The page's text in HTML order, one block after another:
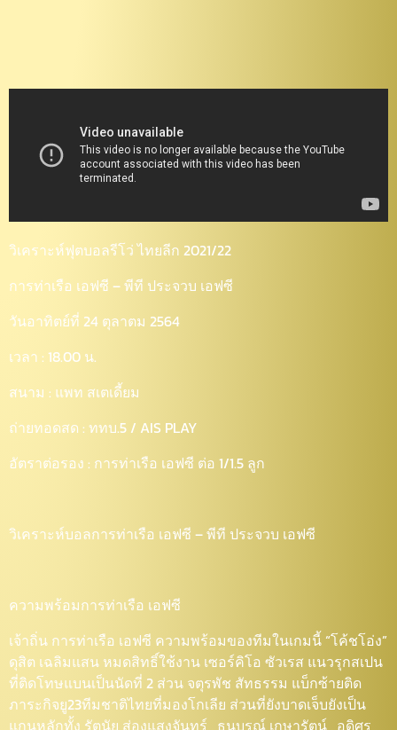
วิเคราะห์ฟุตบอลรีโว่ ไทยลีก 2021/22
การท่าเรือ เอฟซี – พีที ประจวบ เอฟซี
วันอาทิตย์ที่ 24 ตุลาตม 2564
เวลา : 18.00 น.
สนาม : แพท สเตเดี้ยม
ถ่ายทอดสด : ททบ.5 / AIS PLAY
อัตราต่อรอง : การท่าเรือ เอฟซี ต่อ 1/1.5 ลูก
วิเคราะห์บอลการท่าเรือ เอฟซี – พีที ประจวบ เอฟซี
ความพร้อมการท่าเรือ เอฟซี
เจ้าถิ่น การท่าเรือ เอฟซี ความพร้อมของทีมในเกมนี้ “โค้ชโอ่ง”
ดุสิต เฉลิมแสน หมดสิทธิ์ใช้งาน เซอร์คิโอ ซัวเรส แนวรุกสเปน
ที่ติดโทษแบนเป็นนัดที่ 2 ส่วน จตุรพัช สัทธรรม แบ็กซ้ายติด
ภาระกิจยู23ทีมชาติไทยที่มองโกเลีย ส่วนที่ยังบาดเจ็บยังเป็น